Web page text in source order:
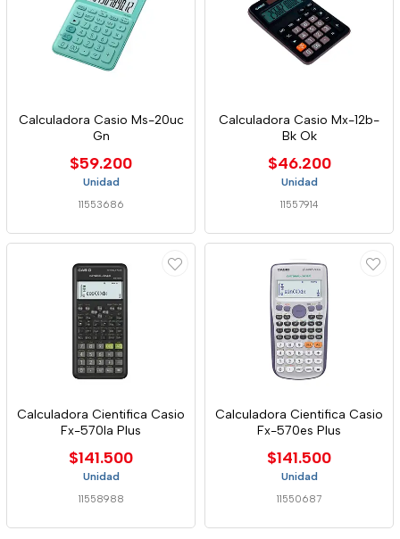
Calculadora Casio Ms-20uc
Gn
$59.200
Unidad
11553686
Calculadora Casio Mx-12b-
Bk Ok
$46.200
Unidad
11557914
Calculadora Cientifica Casio
Fx-570la Plus
$141.500
Unidad
11558988
Calculadora Cientifica Casio
Fx-570es Plus
$141.500
Unidad
11550687